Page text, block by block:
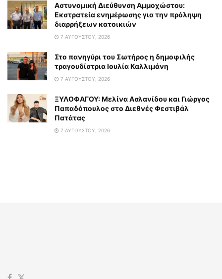
Αστυνομική Διεύθυνση Αμμοχώστου:
Εκστρατεία ενημέρωσης για την πρόληψη
διαρρήξεων κατοικιών
7 ΑΥΓΟΎΣΤΟΥ, 2026
Στο πανηγύρι του Σωτήρος η δημοφιλής
τραγουδίστρια Ιουλία Καλλιμάνη
7 ΑΥΓΟΎΣΤΟΥ, 2026
ΞΥΛΟΦΑΓΟΥ: Μελίνα Ασλανίδου και Γιώργος
Παπαδόπουλος στο Διεθνές Φεστιβάλ
Πατάτας
7 ΑΥΓΟΎΣΤΟΥ, 2026